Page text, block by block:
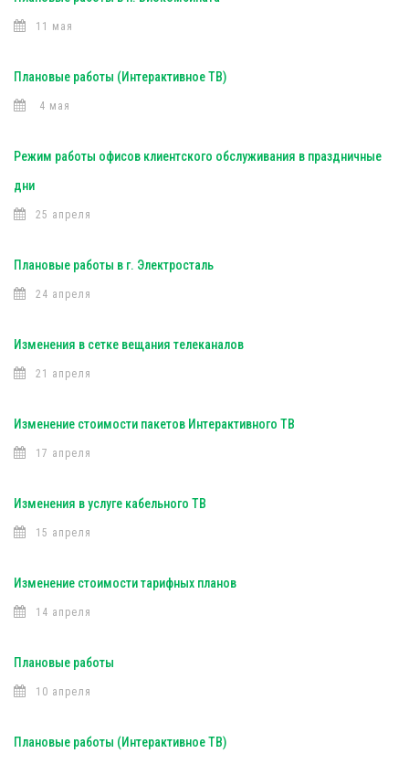
11 мая
Плановые работы (Интерактивное ТВ)
4 мая
Режим работы офисов клиентского обслуживания в праздничные
дни
25 апреля
Плановые работы в г. Электросталь
24 апреля
Изменения в сетке вещания телеканалов
21 апреля
Изменение стоимости пакетов Интерактивного ТВ
17 апреля
Изменения в услуге кабельного ТВ
15 апреля
Изменение стоимости тарифных планов
14 апреля
Плановые работы
10 апреля
Плановые работы (Интерактивное ТВ)